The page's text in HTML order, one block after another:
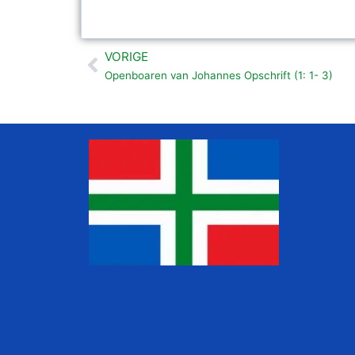
Vorige
VORIGE
Openboaren van Johannes Opschrift (1: 1- 3)